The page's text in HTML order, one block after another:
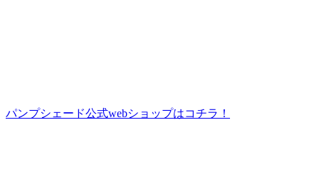
パンプシェード公式webショップはコチラ！